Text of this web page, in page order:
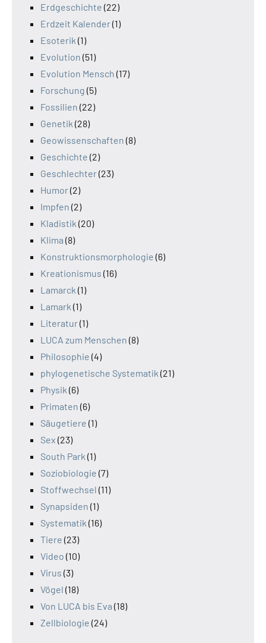
Erdgeschichte (22)
Erdzeit Kalender(1)
Esoterik (1)
Evolution (51)
Evolution Mensch (17)
Forschung (5)
Fossilien (22)
Genetik (28)
Geowissenschaften (8)
Geschichte (2)
Geschlechter(23)
Humor(2)
Impfen (2)
Kladistik (20)
Klima (8)
Konstruktionsmorphologie (6)
Kreationismus (16)
Lamarck (1)
Lamark (1)
Literatur(1)
LUCA zum Menschen (8)
Philosophie (4)
phylogenetische Systematik (21)
Physik (6)
Primaten (6)
Säugetiere (1)
Sex (23)
South Park (1)
Soziobiologie (7)
Stoffwechsel (11)
Synapsiden (1)
Systematik (16)
Tiere (23)
Video (10)
Virus (3)
Vögel (18)
Von LUCA bis Eva (18)
Zellbiologie (24)